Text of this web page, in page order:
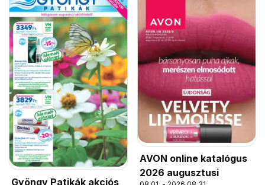
Gyöngy Patikák akciós
AVON online katalógus
2026 augusztusi